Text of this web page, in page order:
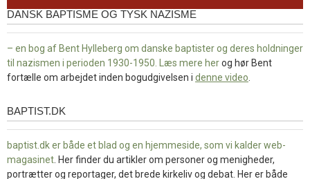
DANSK BAPTISME OG TYSK NAZISME
– en bog af Bent Hylleberg om danske baptister og deres holdninger
til nazismen i perioden 1930-1950. Læs mere herog hør Bent
fortælle om arbejdet inden bogudgivelsen i denne video
baptist.dk
BAPTIST.DK
baptist.dk er både et blad og en hjemmeside, som vi kalder web-
magasinet . Her finder du artikler om personer og menigheder,
portrætter og reportager, det brede kirkeliv og debat. Her er både